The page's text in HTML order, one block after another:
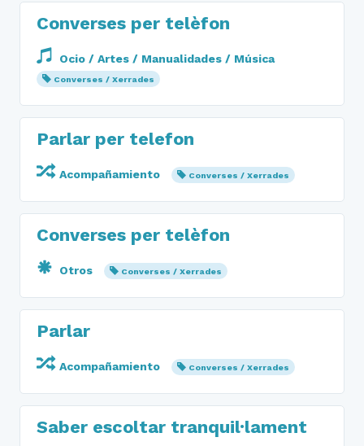
Converses per telèfon
Ocio / Artes / Manualidades / Música
Converses / Xerrades
Parlar per telefon
Acompañamiento Converses / Xerrades
Converses per telèfon
Otros Converses / Xerrades
Parlar
Acompañamiento Converses / Xerrades
Saber escoltar tranquil·lament